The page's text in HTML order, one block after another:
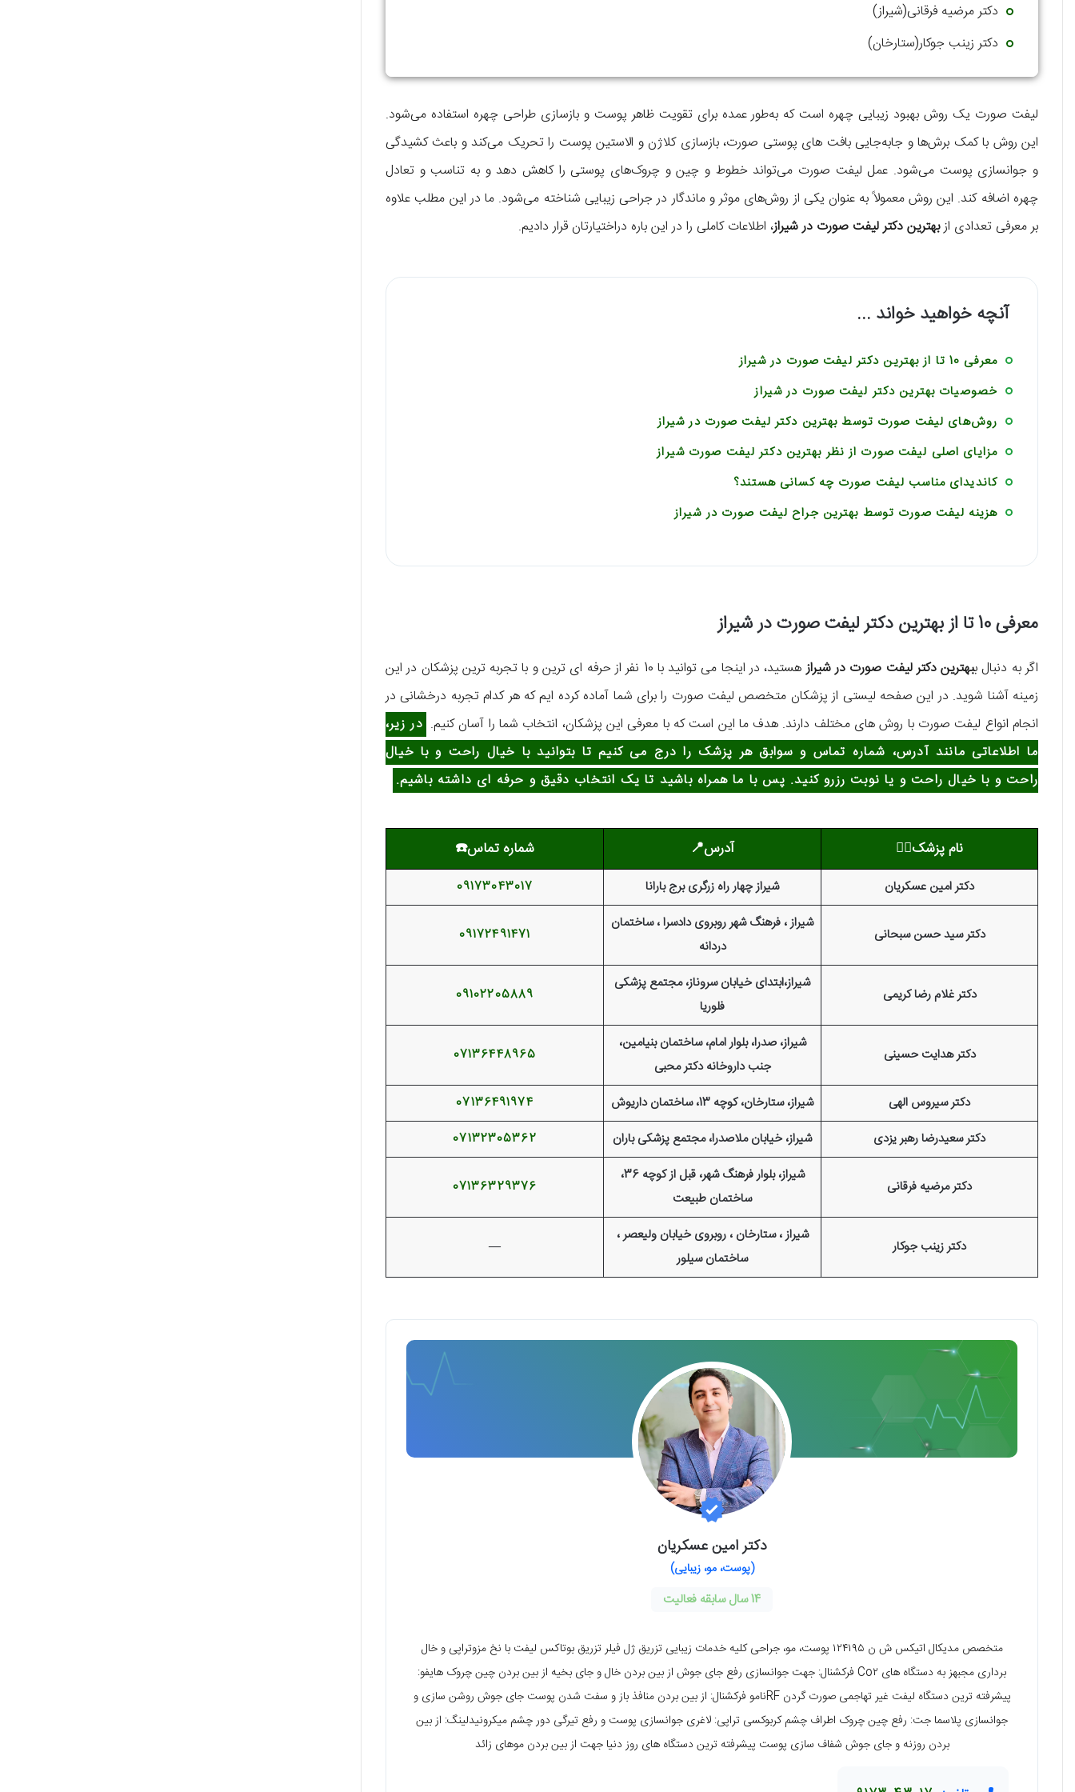
دکتر مرضیه فرقانی(شیراز)
دکتر زینب جوکار(ستارخان)
لیفت صورت یک روش بهبود زیبایی چهره است که به‌طور عمده برای تقویت ظاهر پوست و بازسازی طراحی چهره استفاده می‌شود.
این روش با کمک برش‌ها و جابه‌جایی بافت های پوستی صورت، بازسازی کلاژن و الاستین پوست را تحریک می‌کند و باعث کشیدگی
و جوانسازی پوست می‌شود. عمل لیفت صورت می‌تواند خطوط و چین و چروک‌های پوستی را کاهش دهد و به تناسب و تعادل
چهره اضافه کند. این روش معمولاً به عنوان یکی از روش‌های موثر و ماندگار در جراحی زیبایی شناخته می‌شود. ما در این مطلب علاوه
بر معرفی تعدادی ازبهترین دکتر لیفت صورت در شیراز، اطلاعات کاملی را در این باره دراختیارتان قرار دادیم.
آنچه خواهید خواند ...
معرفی 10 تا از بهترین دکتر لیفت صورت در شیراز
خصوصیات بهترین دکتر لیفت صورت در شیراز
روش‌های لیفت صورت توسط بهترین دکتر لیفت صورت در شیراز
مزایای اصلی لیفت صورت از نظر بهترین دکتر لیفت صورت شیراز
کاندیدای مناسب لیفت صورت چه کسانی هستند؟
هزینه لیفت صورت توسط بهترین جراح لیفت صورت در شیراز
معرفی 10 تا از بهترین دکتر لیفت صورت در شیراز
اگر به دنبال ببهترین دکتر لیفت صورت در شیراز
هستید، در اینجا می توانید با 10 نفر از حرفه ای ترین و با تجربه ترین پزشکان در این
زمینه آشنا شوید. در این صفحه لیستی از پزشکان متخصص لیفت صورت را برای شما آماده کرده ایم که هر کدام تجربه درخشانی در
انجام انواع لیفت صورت با روش های مختلف دارند. هدف ما این است که با معرفی این پزشکان، انتخاب شما را آسان کنیم. در زیر،
ما اطلاعاتی مانند آدرس، شماره تماس و سوابق هر پزشک را درج می کنیم تا بتوانید با خیال راحت و با خیال
راحت و با خیال راحت و یا نوبت رزرو کنید. پس با ما همراه باشید تا یک انتخاب دقیق و حرفه ای داشته باشیم.
نام پزشک👨‍⚕️ آدرس📍 شماره تماس☎️
دکتر امین عسکریان شیراز چهار راه زرگری برج بارانا 09173043017
دکتر سید حسن سبحانی
شیراز ، فرهنگ شهر روبروی دادسرا ، ساختمان
دردانه
09172491471
دکتر غلام رضا کریمی
شیراز،ابتدای خیابان سروناز، مجتمع پزشکی
فلوریا
09102205889
دکتر هدایت حسینی
شیراز، صدرا، بلوار امام، ساختمان بنیامین،
جنب داروخانه دکتر محبی
07136448965
دکتر سیروس الهی شیراز، ستارخان، کوچه 13، ساختمان داریوش
07136491974
دکتر سعیدرضا رهبر یزدی
شیراز، خیابان ملاصدرا، مجتمع پزشکی باران 07132305362
دکتر مرضیه فرقانی
شیراز، بلوار فرهنگ شهر، قبل از کوچه 36،
ساختمان طبیعت
07136329376
دکتر زینب جوکار
شیراز ، ستارخان ، روبروی خیابان ولیعصر ،
ساختمان سیلور
—
دکتر امین عسکریان
(پوست، مو، زیبایی)
14 سال سابقه فعالیت
متخصص مدیکال اتیکس ش ن ۱۲۴۱۹۵ پوست، مو، جراحی کلیه خدمات زیبایی تزریق ژل فیلر تزریق بوتاکس لیفت با نخ مزوتراپی و خال
برداری مجبهز به دستگاه های Co٢ فرکشنال: جهت جوانسازی رفع جای جوش از بین بردن خال و جای بخیه از بین بردن چین چروک هایفو:
پیشرفته ترین دستگاه لیفت غیر تهاجمی صورت گردن RFنامو فرکشنال: از بین بردن منافذ باز و سفت شدن پوست جای جوش روشن سازی و
جوانسازی پلاسما جت: رفع چین چروک اطراف چشم کربوکسی تراپی: لاغری جوانسازی پوست و رفع تیرگی دور چشم میکرونیدلینگ: از بین
بردن روزنه و جای جوش شفاف سازی پوست پیشرفته ترین دستگاه های روز دنیا جهت از بین بردن موهای زائد